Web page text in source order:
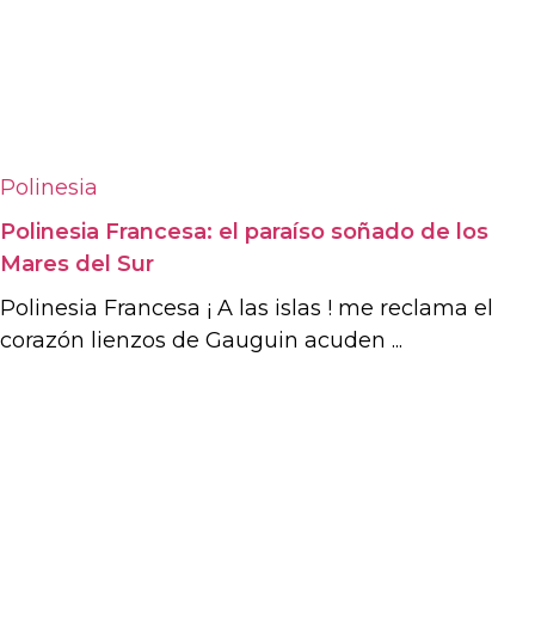
Polinesia
Polinesia Francesa: el paraíso soñado de los
Mares del Sur
Polinesia Francesa ¡ A las islas ! me reclama el
corazón lienzos de Gauguin acuden ...